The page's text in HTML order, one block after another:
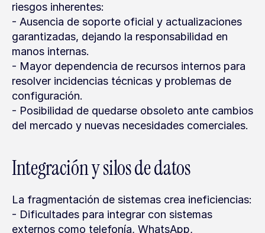
riesgos inherentes:
- Ausencia de soporte oficial y actualizaciones
garantizadas, dejando la responsabilidad en
manos internas.
- Mayor dependencia de recursos internos para
resolver incidencias técnicas y problemas de
configuración.
- Posibilidad de quedarse obsoleto ante cambios
del mercado y nuevas necesidades comerciales.
Integración y silos de datos
La fragmentación de sistemas crea ineficiencias:
- Dificultades para integrar con sistemas
externos como telefonía, WhatsApp,